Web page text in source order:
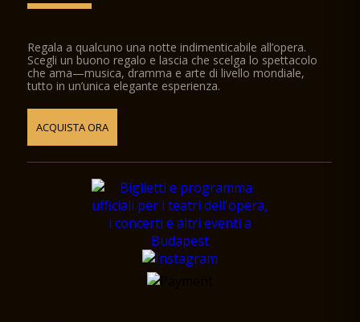
Regala a qualcuno una notte indimenticabile all’opera.
Scegli un buono regalo e lascia che scelga lo spettacolo
che ama—musica, dramma e arte di livello mondiale,
tutto in un’unica elegante esperienza.
ACQUISTA ORA